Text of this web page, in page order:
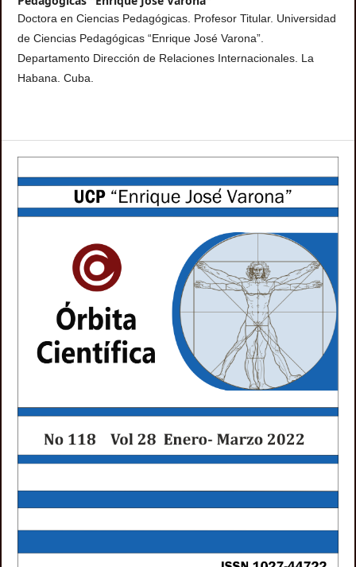
Doctora en Ciencias Pedagógicas. Profesor Titular. Universidad
de Ciencias Pedagógicas “Enrique José Varona”.
Departamento Dirección de Relaciones Internacionales. La
Habana. Cuba.